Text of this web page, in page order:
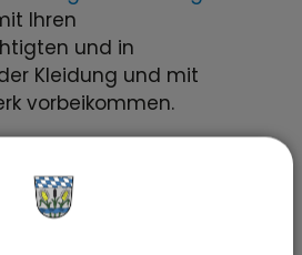
Ihren
und in
Kleidung und mit
vorbeikommen.